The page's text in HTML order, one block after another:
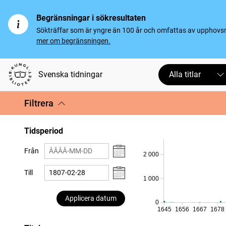
Begränsningar i sökresultaten
Sökträffar som är yngre än 100 år och omfattas av
mer om begränsningen.
Svenska tidningar Alla titlar
Filtrera
Tidsperiod
Från
Till
Applicera datum
0
1 000
2 000
1645 1656 1667 1678